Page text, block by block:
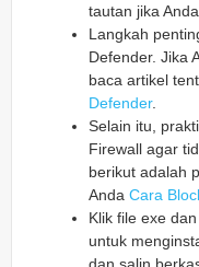
tautan jika
Langkah
Defender. Jika
baca artikel
Defender.
Selain itu,
Firewall agar
berikut adalah
Anda Cara
Klik file exe
untuk